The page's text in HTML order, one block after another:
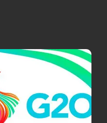
Meio Ambiente
Saúde
Tempo